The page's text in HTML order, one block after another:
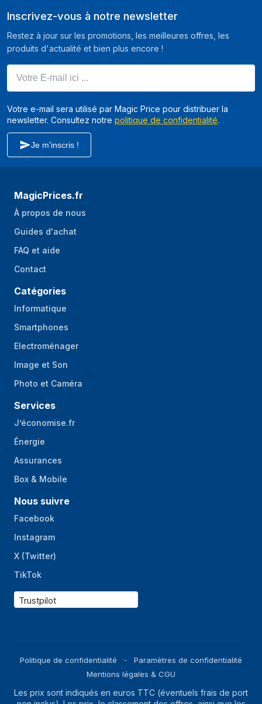
Inscrivez-vous à notre newsletter
Restez à jour sur les promotions, les meilleures offres, les
produits d'actualité et bien plus encore !
Votre e-mail sera utilisé par Magic Price pour distribuer la
newsletter. Consultez notre politique de confidentialité.
Je m'inscris !
MagicPrices.fr
À propos de nous
Guides d'achat
FAQ et aide
Contact
Catégories
Informatique
Smartphones
Electroménager
Image et Son
Photo et Caméra
Services
J’économise.fr
Énergie
Assurances
Box & Mobile
Nous suivre
Facebook
Instagram
X (Twitter)
TikTok
Trustpilot
Politique de confidentialité
Paramètres de confidentialité
Mentions légales & CGU
Les prix sont indiqués en euros TTC (éventuels frais de port